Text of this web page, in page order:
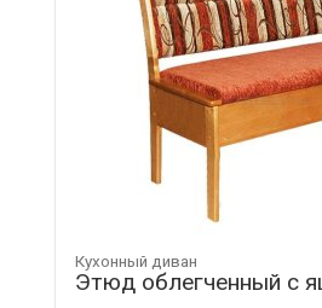
Кухонный диван
Этюд облегченный с